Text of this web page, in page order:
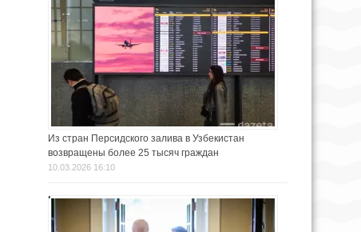
Из стран Персидского залива в Узбекистан
возвращены более 25 тысяч граждан
10.03.2026 16:10